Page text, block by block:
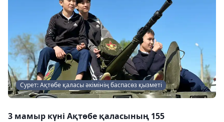
Сурет: Ақтөбе қаласы әкімінің баспасөз қызметі
3 мамыр күні Ақтөбе қаласының 155